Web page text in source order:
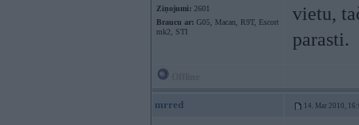
Ziņojumi: 2601
Braucu ar: G05, Macan, R9T, Escort
mk2, STI
vietu,
parasti.
mrred 14. Mar 2010,